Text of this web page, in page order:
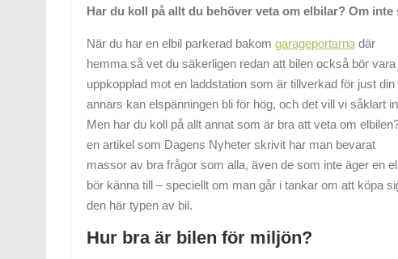
Har du koll på allt du behöver veta om elbilar? Om
När du har en elbil parkerad bakom garageportarna där
hemma så vet du säkerligen redan att bilen också bör vara
uppkopplad mot en laddstation som är tillverkad för just din
annars kan elspänningen bli för hög, och det vill vi såklart
Men har du koll på allt annat som är bra att veta om
en artikel som Dagens Nyheter skrivit har man bevarat
massor av bra frågor som alla, även de som inte äger en
bör känna till – speciellt om man går i tankar om att köpa
den här typen av bil.
Hur bra är bilen för miljön?